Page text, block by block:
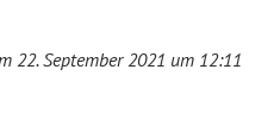
22. September 2021 um 12:11